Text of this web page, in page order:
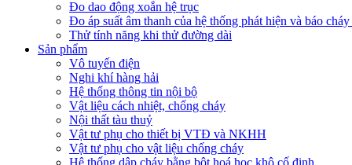
Đo dao động xoắn hệ trục
Đo áp suất âm thanh của hệ thống phát hiện và báo
Thử tính năng khi thử đường dài
Sản phẩm
Vô tuyến điện
Nghi khí hàng hải
Hệ thống thông tin nội bộ
Vật liệu cách nhiệt, chống cháy
Nội thất tàu thuỷ
Vật tư phụ cho thiết bị VTĐ và NKHH
Vật tư phụ cho vật liệu chống cháy
Hệ thống dập cháy bằng bột hoá học khô cố định